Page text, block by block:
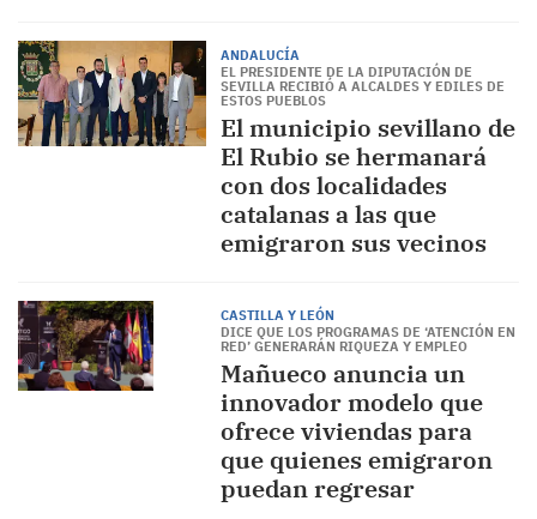
ANDALUCÍA
EL PRESIDENTE DE LA DIPUTACIÓN DE
SEVILLA RECIBIÓ A ALCALDES Y EDILES DE
ESTOS PUEBLOS
El municipio sevillano de
El Rubio se hermanará
con dos localidades
catalanas a las que
emigraron sus vecinos
CASTILLA Y LEÓN
DICE QUE LOS PROGRAMAS DE ‘ATENCIÓN EN
RED’ GENERARÁN RIQUEZA Y EMPLEO
Mañueco anuncia un
innovador modelo que
ofrece viviendas para
que quienes emigraron
puedan regresar